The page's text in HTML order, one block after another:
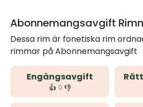
Abonnemangsavgift
Dessa rim är fonetiska rim
rimmar på Abonnemangsavgift
Engångsavgift
👍 0 👎